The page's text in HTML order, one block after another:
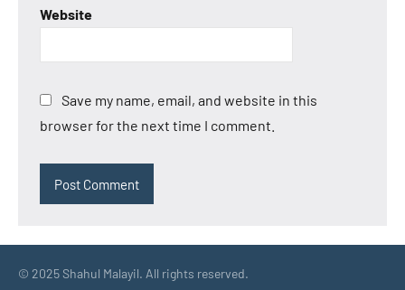
Website
Save my name, email, and website in this
browser for the next time I comment.
© 2025 Shahul Malayil. All rights reserved.